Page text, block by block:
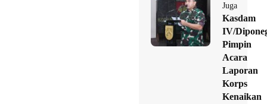
Juga
Kasdam
IV/
Pimpin
Acara
Laporan
Korps
Kenaikan